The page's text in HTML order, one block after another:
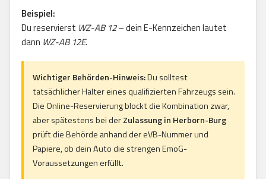
Beispiel:
Du reservierst WZ-AB 12– dein E-Kennzeichen lautet
dann WZ-AB 12E.
Wichtiger Behörden-Hinweis:Du solltest
tatsächlicher Halter eines qualifizierten Fahrzeugs sein.
Die Online-Reservierung blockt die Kombination zwar,
aber spätestens bei derZulassung in Herborn-Burg
prüft die Behörde anhand der eVB-Nummer und
Papiere, ob dein Auto die strengen EmoG-
Voraussetzungen erfüllt.